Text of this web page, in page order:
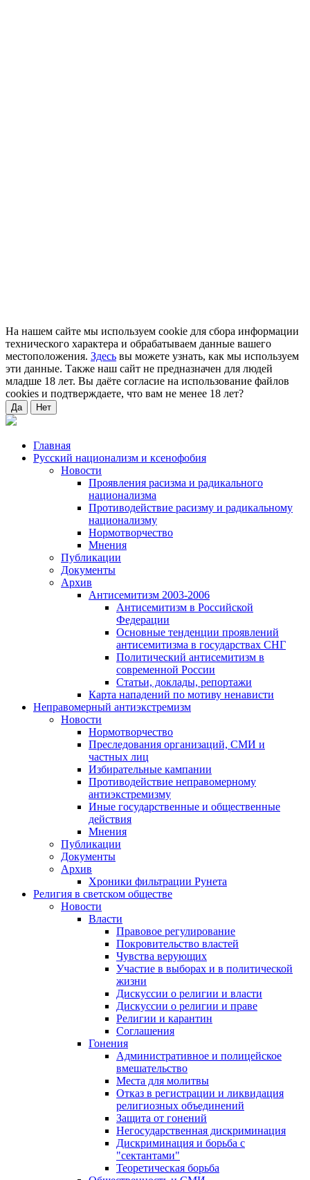
На нашем сайте мы используем cookie для сбора информации
технического характера и обрабатываем данные вашего
местоположения. Здесь вы можете узнать, как мы используем
эти данные. Также наш сайт не предназначен для людей
младше 18 лет. Вы даёте согласие на использование файлов
cookies и подтверждаете, что вам не менее 18 лет?
Да Нет
Главная
Русский национализм и ксенофобия
Новости
Проявления расизма и радикального
национализма
Противодействие расизму и радикальному
национализму
Нормотворчество
Мнения
Публикации
Документы
Архив
Антисемитизм 2003-2006
Антисемитизм в Российской
Федерации
Основные тенденции проявлений
антисемитизма в государствах СНГ
Политический антисемитизм в
современной России
Статьи, доклады, репортажи
Карта нападений по мотиву ненависти
Неправомерный антиэкстремизм
Новости
Нормотворчество
Преследования организаций, СМИ и
частных лиц
Избирательные кампании
Противодействие неправомерному
антиэкстремизму
Иные государственные и общественные
действия
Мнения
Публикации
Документы
Архив
Хроники фильтрации Рунета
Религия в светском обществе
Новости
Власти
Правовое регулирование
Покровительство властей
Чувства верующих
Участие в выборах и в политической
жизни
Дискуссии о религии и власти
Дискуссии о религии и праве
Религии и карантин
Соглашения
Гонения
Административное и полицейское
вмешательство
Места для молитвы
Отказ в регистрации и ликвидация
религиозных объединений
Защита от гонений
Негосударственная дискриминация
Дискриминация и борьба с
"сектантами"
Теоретическая борьба